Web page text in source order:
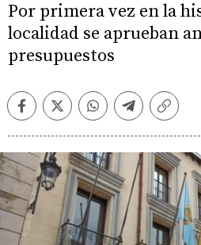
Por primera vez en la
localidad se aprueban
presupuestos
FacebookTwitterWhatsappTelegramCopiar